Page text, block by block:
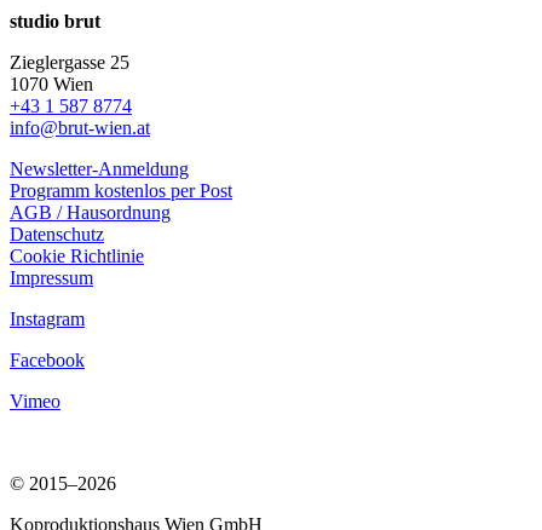
studio brut
Zieglergasse 25
1070 Wien
+43 1 587 8774
info@brut-wien.at
Newsletter-Anmeldung
Programm kostenlos per Post
AGB / Hausordnung
Datenschutz
Cookie Richtlinie
Impressum
Instagram
Facebook
Vimeo
© 2015–2026
Koproduktionshaus Wien GmbH